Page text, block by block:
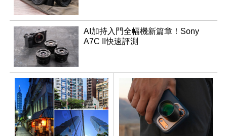
AI加持入門全幅機新篇章！Sony
A7C II快速評測